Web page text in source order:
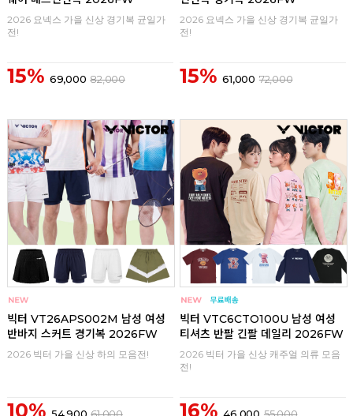
2026 요넥스 가을 신상 경기복 균일가
전!
15% 69,000 82,000
2026 요넥스 가을 신상 경기복 균일가
전!
15% 61,000 72,000
빅터 VT26APS002M 남성 여성
반바지 스커트 경기복 2026FW
2026 빅터 가을 신상 하의 모음전!
10%
빅터 VTC6CTO100U 남성 여성
티셔츠 반팔 긴팔 데일리 2026FW
2026 빅터 가을 신상 캐주얼 의류 모음
전!
16%